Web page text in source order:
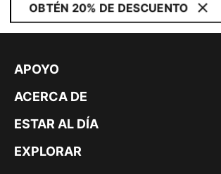
OBTÉN 20% DE DESCUENTO
APOYO
ACERCA DE
ESTAR AL DÍA
EXPLORAR